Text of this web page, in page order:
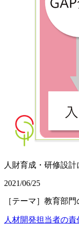
人財育成・研修設
2021/06/25
［テーマ］教育部
人材開発担当者の